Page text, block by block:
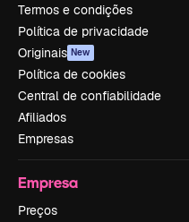
Termos e condições
Política de privacidade
Originais New
Política de cookies
Central de confiabilidade
Afiliados
Empresas
Empresa
Preços